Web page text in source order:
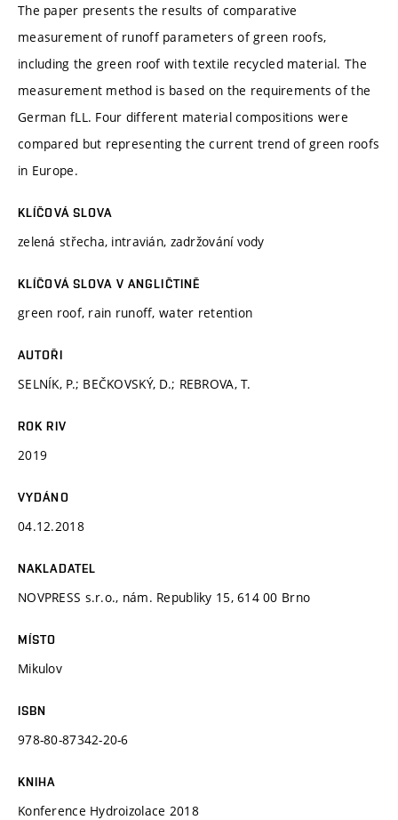
The paper presents the results of comparative
measurement of runoff parameters of green roofs,
including the green roof with textile recycled material. The
measurement method is based on the requirements of the
German fLL. Four different material compositions were
compared but representing the current trend of green roofs
in Europe.
KLÍČOVÁ SLOVA
zelená střecha, intravián, zadržování vody
KLÍČOVÁ SLOVA V ANGLIČTINĚ
green roof, rain runoff, water retention
AUTOŘI
SELNÍK, P.; BEČKOVSKÝ, D.; REBROVA, T.
ROK RIV
2019
VYDÁNO
04.12.2018
NAKLADATEL
NOVPRESS s.r.o., nám. Republiky 15, 614 00 Brno
MÍSTO
Mikulov
ISBN
978-80-87342-20-6
KNIHA
Konference Hydroizolace 2018